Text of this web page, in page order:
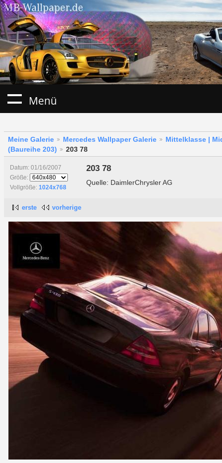
Menü
Meine Galerie Mercedes Wallpaper Galerie
Mittelklasse |
(Baureihe 203)
203 78
Datum: 01/16/2007
Größe:
Vollgröße: 1024x768
203 78
Quelle: DaimlerChrysler AG
erste vorherige